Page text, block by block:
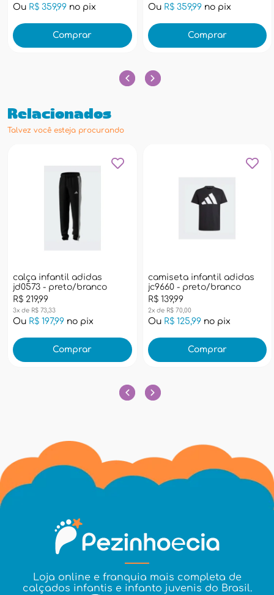
Ou R$ 359,99 no pix
Comprar
Ou R$ 359,99no pix
Comprar
Relacionados
Talvez você esteja procurando
calça infantil adidas
jd0573 - preto/branco
R$ 219,99
3x de R$ 73,33
Ou R$ 197,99 no pix
Comprar
camiseta infantil adidas
jc9660 - preto/branco
R$ 139,99
2x de R$ 70,00
Ou R$ 125,99no pix
Comprar
Loja online e franquia mais completa de
calçados infantis e infanto juvenis do Brasil.